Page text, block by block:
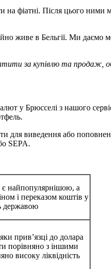
фіатні. Після цього
живе в Бельгії. Ми
за купівлю та продаж,
у Брюсселі з нашого
для виведення або
SEPA.
є найпопулярнішою, а
і переказом коштів у
державою
прив’язці до долара
порівняно з іншими
високу ліквідність